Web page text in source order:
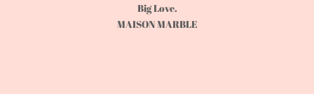
Big Love.
MAISON MARBLE